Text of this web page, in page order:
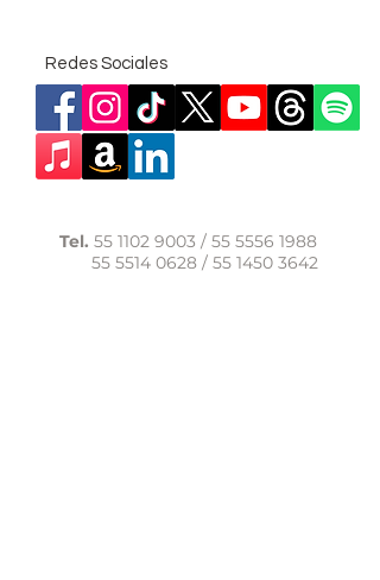
Redes Sociales
Tel. 55 1102 9003 / 55 5556 1988
55 5514 0628/ 55 1450 3642